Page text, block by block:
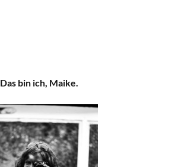
Das bin ich, Maike.